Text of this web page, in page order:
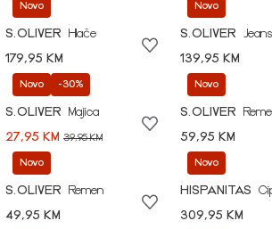
Novo
S.OLIVER
Hlače
179,95 KM
Novo
S.OLIVER
139,95 KM
Novo -30%
S.OLIVER
Majica
27,95 KM 39,95 KM
Novo
S.OLIVER
59,95 KM
Novo
S.OLIVER
Remen
49,95 KM
Novo
HISPANITAS
309,95 KM